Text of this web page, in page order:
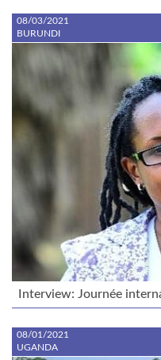
08/03/2021
BURUNDI
Interview: Journée
08/01/2021
UGANDA